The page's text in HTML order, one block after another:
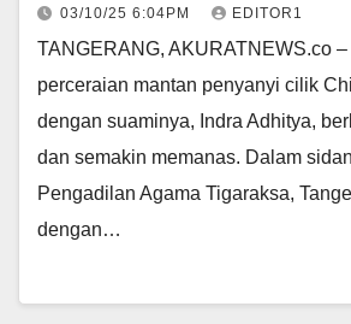
03/10/25 6:04PM EDITOR1
TANGERANG, AKURATNEWS.co
perceraian mantan penyanyi cilik
dengan suaminya, Indra Adhitya,
dan semakin memanas. Dalam
Pengadilan Agama Tigaraksa,
dengan…